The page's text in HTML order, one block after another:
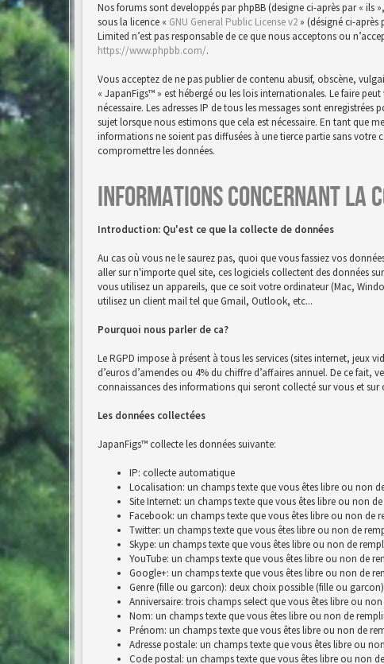
Nos forums sont developpés par phpBB (designe ci-après par « ils
sous la licence « GNU General Public License v2 » (désigné ci-après
Limited n’est pas responsable de ce que nous acceptons ou
https://www.phpbb.com/.
Vous acceptez de ne pas publier de contenu abusif, obscène,
« JapanFigs™ » est hébergé ou les lois internationales. Le faire
nécessaire. Les adresses IP de tous les messages sont
sujet lorsque nous estimons que cela est nécessaire. En tant que
informations ne soient pas diffusées à une tierce partie sans
compromettre les données.
Informations concernant la
Introduction: Qu'est ce que la collecte de données
Au cas où vous ne le saurez pas, quoi que vous fassiez vos
aller sur n'importe quel site, ces logiciels collectent des données
vous utilisez un appareils, que ce soit votre ordinateur (Mac,
utilisez un client mail tel que Gmail, Outlook, etc...
Pourquoi nous parler de ca?
Le RGPD impose à présent à tous les services (sites internet, jeux
d’euros d’amendes ou 4% du chiffre d’affaires annuel. De ce
connaissances des informations qui seront collecté sur vous et sur
Les données collectées
JapanFigs™ collecte les données suivante:
IP: collecte automatique
Localisation: un champs texte que vous êtes libre ou non
Site Internet: un champs texte que vous êtes libre ou non
Facebook: un champs texte que vous êtes libre ou non de
Twitter: un champs texte que vous êtes libre ou non de
Skype: un champs texte que vous êtes libre ou non de
YouTube: un champs texte que vous êtes libre ou non de
Google+: un champs texte que vous êtes libre ou non de
Genre (fille ou garcon): deux choix possible (fille ou garcon)
Anniversaire: trois champs select que vous êtes libre ou
Nom: un champs texte que vous êtes libre ou non de
Prénom: un champs texte que vous êtes libre ou non de
Adresse postale: un champs texte que vous êtes libre ou
Code postal: un champs texte que vous êtes libre ou non